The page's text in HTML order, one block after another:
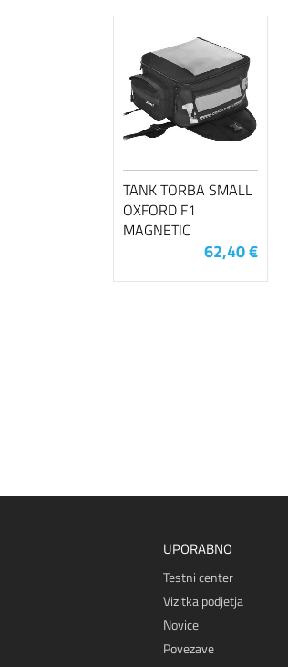
TANK TORBA SMALL
OXFORD F1
MAGNETIC
62,40 €
UPORABNO
Testni center
Vizitka podjetja
Novice
Povezave